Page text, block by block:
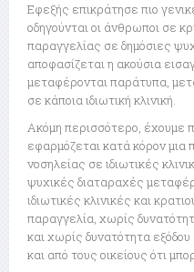
Εφεξής επικράτησε πιο
οδηγούνται οι άνθρωποι σε
παραγγελίας σε δημόσιες
αποφασίζεται η ακούσια
μεταφέρονται παράτυπα,
σε κάποια ιδιωτική κλινική.
Ακόμη περισσότερο, έχουμε
εφαρμόζεται κατά κόρον μια
νοσηλείας σε ιδιωτικές
ψυχικές διαταραχές
ιδιωτικές κλινικές και
παραγγελία, χωρίς
και χωρίς δυνατότητα
και από τους οικείους ότι